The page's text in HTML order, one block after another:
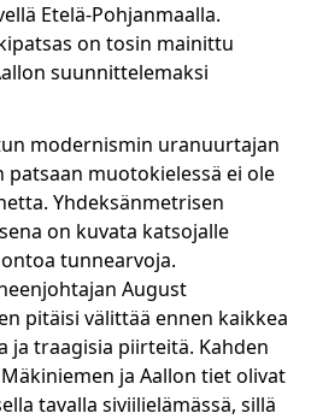
Etelä-Pohjanmaalla.
on tosin mainittu
suunnittelemaksi
modernismin uranuurtajan
muotokielessä ei ole
Yhdeksänmetrisen
on kuvata katsojalle
tunnearvoja.
August
pitäisi välittää ennen kaikkea
ja traagisia piirteitä. Kahden
ja Aallon tiet olivat
tavalla siviilielämässä, sillä